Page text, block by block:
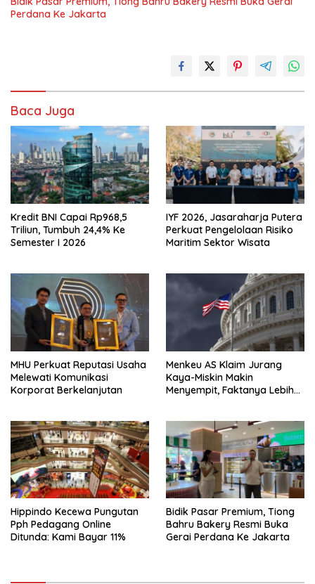
Perdana Ke Jakarta
Baca Juga
Kredit BNI Capai Rp968,5
Triliun, Tumbuh 24,4% Ke
Semester I 2026
IYF 2026, Jasaraharja Putera
Perkuat Pengelolaan Risiko
Maritim Sektor Wisata
MHU Perkuat Reputasi Usaha
Melewati Komunikasi
Korporat Berkelanjutan
Menkeu AS Klaim Jurang
Kaya-Miskin Makin
Menyempit, Faktanya Lebih
Hippindo Kecewa Pungutan
Pph Pedagang Online
Ditunda: Kami Bayar 11%
Bidik Pasar Premium, Tiong
Bahru Bakery Resmi Buka
Gerai Perdana Ke Jakarta